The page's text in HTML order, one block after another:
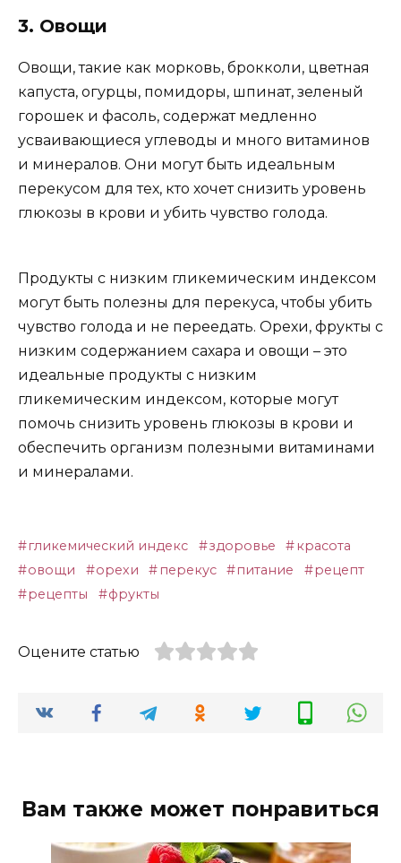
3. Овощи
Овощи, такие как морковь, брокколи, цветная
капуста, огурцы, помидоры, шпинат, зеленый
горошек и фасоль, содержат медленно
усваивающиеся углеводы и много витаминов
и минералов. Они могут быть идеальным
перекусом для тех, кто хочет снизить уровень
глюкозы в крови и убить чувство голода.
Продукты с низким гликемическим индексом
могут быть полезны для перекуса, чтобы убить
чувство голода и не переедать. Орехи, фрукты с
низким содержанием сахара и овощи – это
идеальные продукты с низким
гликемическим индексом, которые могут
помочь снизить уровень глюкозы в крови и
обеспечить организм полезными витаминами
и минералами.
гликемический индекс здоровье
красота
овощи
орехи перекус питание
рецепт
рецепты
фрукты
Оцените статью
Вам также может понравиться